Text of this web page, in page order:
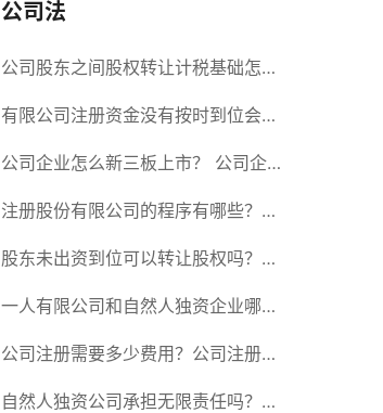
公司法
公司股东之间股权转让计税基础怎么
确认？公司股东之间的股权转让要符
合什么要件？
有限公司注册资金没有按时到位会怎
么样？股份有限公司设立的注册条件
公司企业怎么新三板上市？ 公司企
业新三板上市的流程
注册股份有限公司的程序有哪些？注
册股份有限公司需要提交哪些材料？
股东未出资到位可以转让股权吗？股
东未出资到位能否分红？
一人有限公司和自然人独资企业哪个
好？一人公司设立条件有哪些？
公司注册需要多少费用？公司注册需
要准备什么材料？
自然人独资公司承担无限责任吗？有